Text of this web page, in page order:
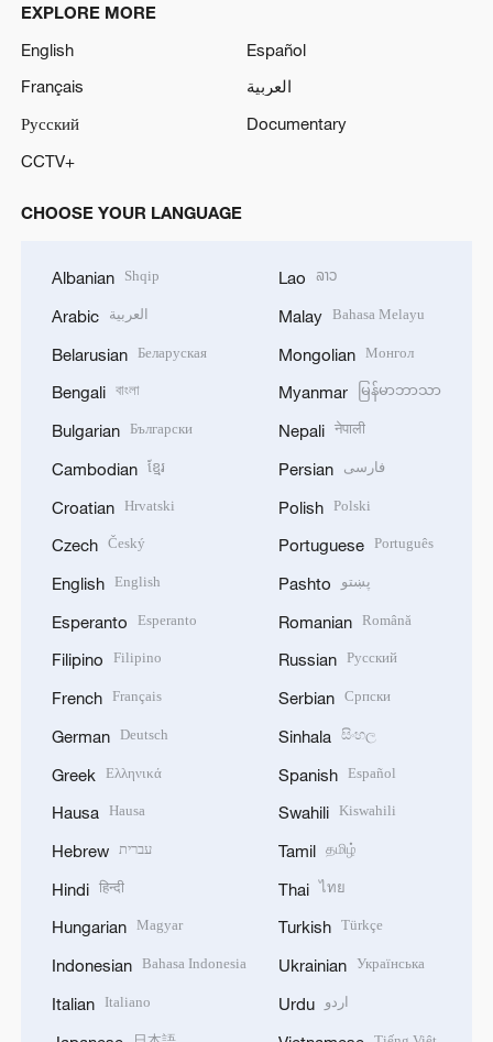
EXPLORE MORE
English
Español
Français
العربية
Русский
Documentary
CCTV+
CHOOSE YOUR LANGUAGE
Albanian Shqip
Arabic العربية
Belarusian Беларуская
Bengali বাংলা
Bulgarian Български
Cambodian ខ្មែរ
Croatian Hrvatski
Czech Český
English English
Esperanto Esperanto
Filipino Filipino
French Français
German Deutsch
Greek Ελληνικά
Hausa Hausa
Hebrew עברית
Hindi हिन्दी
Hungarian Magyar
Indonesian Bahasa Indonesia
Italian Italiano
Lao ລາວ
Malay Bahasa Melayu
Mongolian Монгол
Myanmar မြန်မာဘာသာ
Nepali नेपाली
Persian فارسی
Polish Polski
Portuguese Português
Pashto پښتو
Romanian Română
Russian Русский
Serbian Српски
Sinhala සිංහල
Spanish Español
Swahili Kiswahili
Tamil தமிழ்
Thai ไทย
Turkish Türkçe
Ukrainian Українська
Urdu اردو